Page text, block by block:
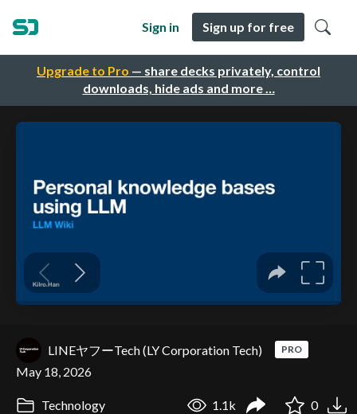
Upgrade to Pro — share decks privately, control
downloads, hide ads and more …
Sign in Sign up for free
LINEヤフーTech (LY Corporation Tech) PRO
May 18, 2026
Technology 1.1k 0